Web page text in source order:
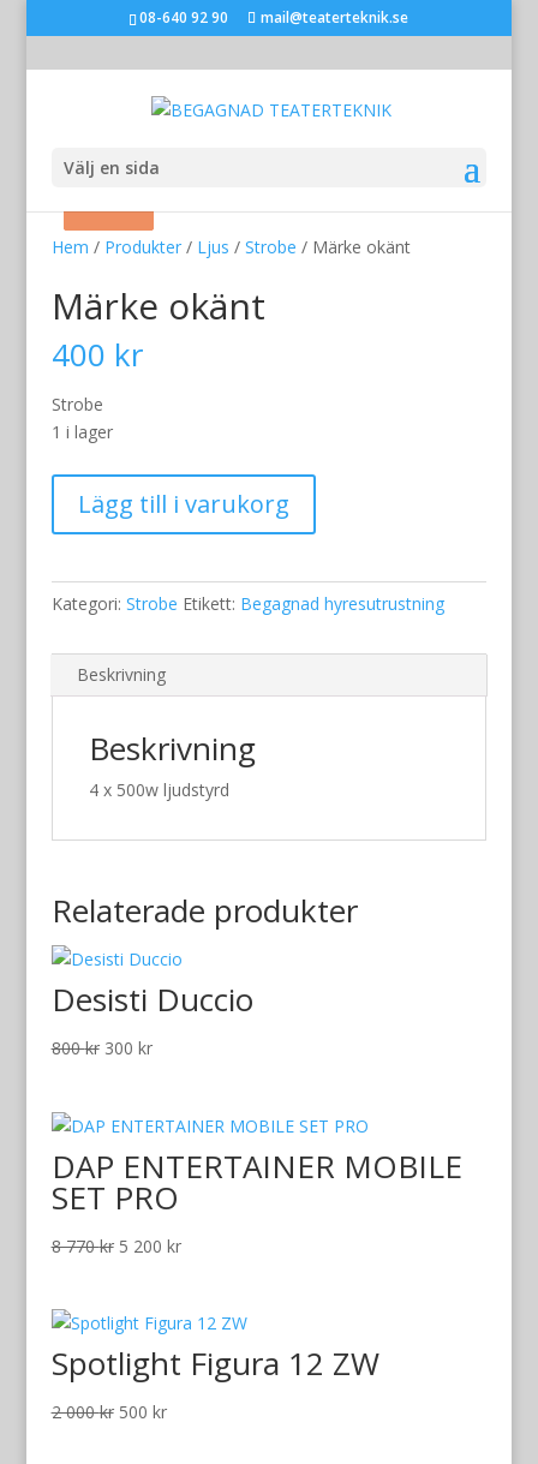
08-640 92 90 mail@teaterteknik.se
Välj en sida
Hem / Produkter/ Ljus / Strobe / Märke okänt
Märke okänt
400 kr
Strobe
1 i lager
okänt
mängd
Lägg till i varukorg
Kategori: Strobe Etikett: Begagnad hyresutrustning
Beskrivning
Beskrivning
4 x 500w ljudstyrd
Relaterade produkter
Desisti Duccio
800kr Det
var:
800 kr.
300 krDet
är:
300 kr.
DAP ENTERTAINER MOBILE
SET PRO
8 770kr Det
var:
8
770 kr.
5 200 krDet
är:
5
200 kr.
Spotlight Figura 12 ZW
2 000kr Det
500 krDet